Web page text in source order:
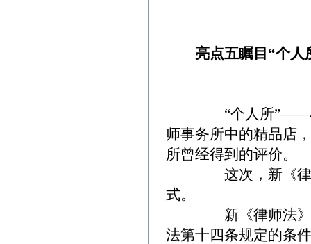
亮点五瞩目“个人
“个人所”——小而
师事务所中的精品店
所曾经得到的评价。
这次，新《律师法
式。
新《律师法》第十
法第十四条规定的条